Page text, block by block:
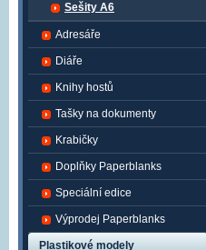
Sešity A6
Adresáře
Diáře
Knihy hostů
Tašky na dokumenty
Krabičky
Doplňky Paperblanks
Speciální edice
Výprodej Paperblanks
Plastikové modely